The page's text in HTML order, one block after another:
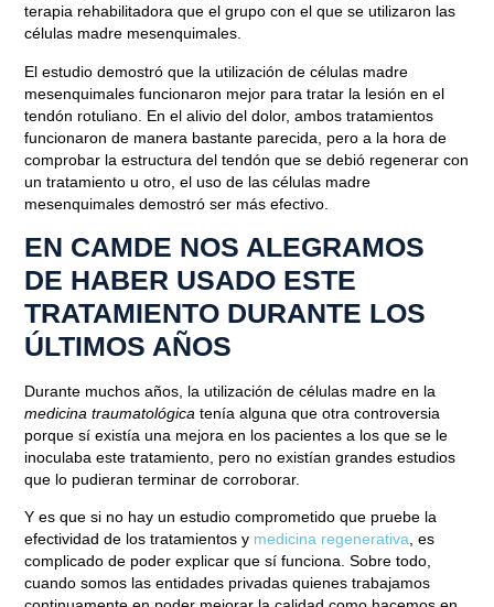
terapia rehabilitadora que el grupo con el que se utilizaron las
células madre mesenquimales.
El estudio demostró que la utilización de células madre
mesenquimales funcionaron mejor para tratar la lesión en el
tendón rotuliano. En el alivio del dolor, ambos tratamientos
funcionaron de manera bastante parecida, pero a la hora de
comprobar la estructura del tendón que se debió regenerar con
un tratamiento u otro, el uso de las células madre
mesenquimales demostró ser más efectivo.
EN CAMDE NOS ALEGRAMOS
DE HABER USADO ESTE
TRATAMIENTO DURANTE LOS
ÚLTIMOS AÑOS
Durante muchos años, la utilización de células madre en la
medicina traumatológica tenía alguna que otra controversia
porque sí existía una mejora en los pacientes a los que se le
inoculaba este tratamiento, pero no existían grandes estudios
que lo pudieran terminar de corroborar.
Y es que si no hay un estudio comprometido que pruebe la
efectividad de los tratamientos y medicina regenerativa, es
complicado de poder explicar que sí funciona. Sobre todo,
cuando somos las entidades privadas quienes trabajamos